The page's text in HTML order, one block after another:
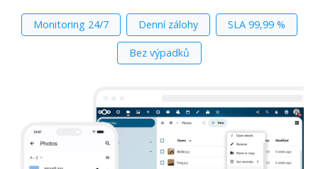
Monitoring 24/7 Denní zálohy SLA 99,99 %
Bez výpadků